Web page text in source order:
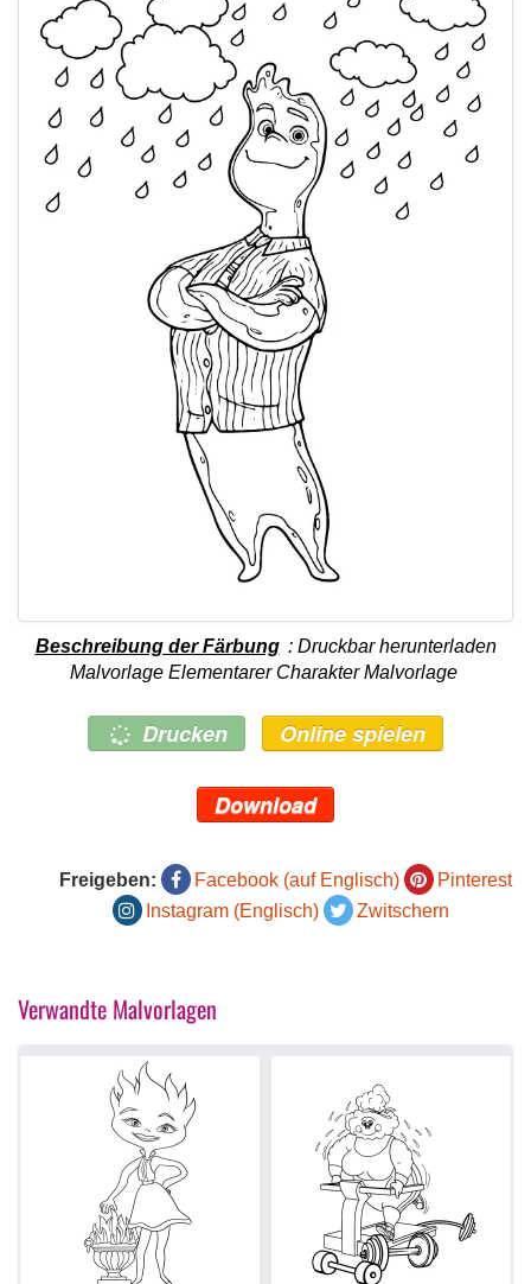
Beschreibung der Färbung : Druckbar herunterladen
Malvorlage Elementarer Charakter Malvorlage
Drucken Online spielen
Download
Freigeben: Facebook (auf Englisch)
Pinterest
Instagram (Englisch)
Zwitschern
Verwandte Malvorlagen